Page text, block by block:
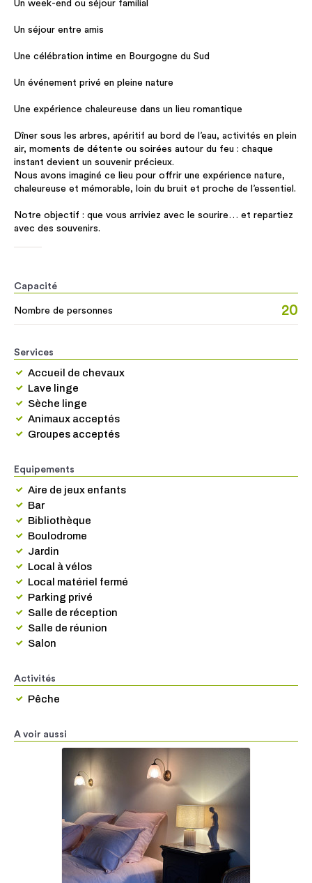
Un week-end ou séjour familial
Un séjour entre amis
Une célébration intime en Bourgogne du Sud
Un événement privé en pleine nature
Une expérience chaleureuse dans un lieu romantique
Dîner sous les arbres, apéritif au bord de l’eau, activités en plein
air, moments de détente ou soirées autour du feu : chaque
instant devient un souvenir précieux.
Nous avons imaginé ce lieu pour offrir une expérience nature,
chaleureuse et mémorable, loin du bruit et proche de l’essentiel.
Notre objectif : que vous arriviez avec le sourire… et repartiez
avec des souvenirs.
Capacité
Nombre de personnes 20
Services
Accueil de chevaux
Lave linge
Sèche linge
Animaux acceptés
Groupes acceptés
Equipements
Aire de jeux enfants
Bar
Bibliothèque
Boulodrome
Jardin
Local à vélos
Local matériel fermé
Parking privé
Salle de réception
Salle de réunion
Salon
Activités
Pêche
A voir aussi